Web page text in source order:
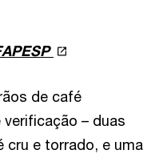
de café
– duas
cru e torrado, e uma